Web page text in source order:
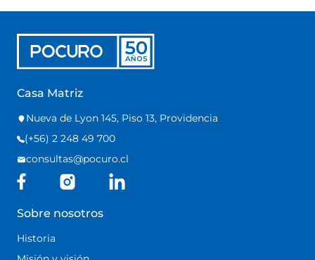
Casa Matriz
Nueva de Lyon 145, Piso 13, Providencia
(+56) 2 248 49 700
consultas@pocuro.cl
Sobre nosotros
Historia